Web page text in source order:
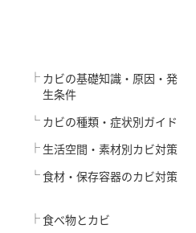
カビの基礎知識・原因・発
生条件
カビの種類・症状別ガイド
生活空間・素材別カビ対策
食材・保存容器のカビ対策
食べ物とカビ